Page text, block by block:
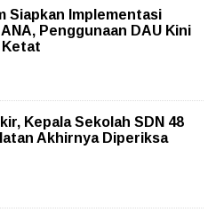
Siapkan Implementasi
Penggunaan DAU Kini
Ketat
Kepala Sekolah SDN 48
Akhirnya Diperiksa